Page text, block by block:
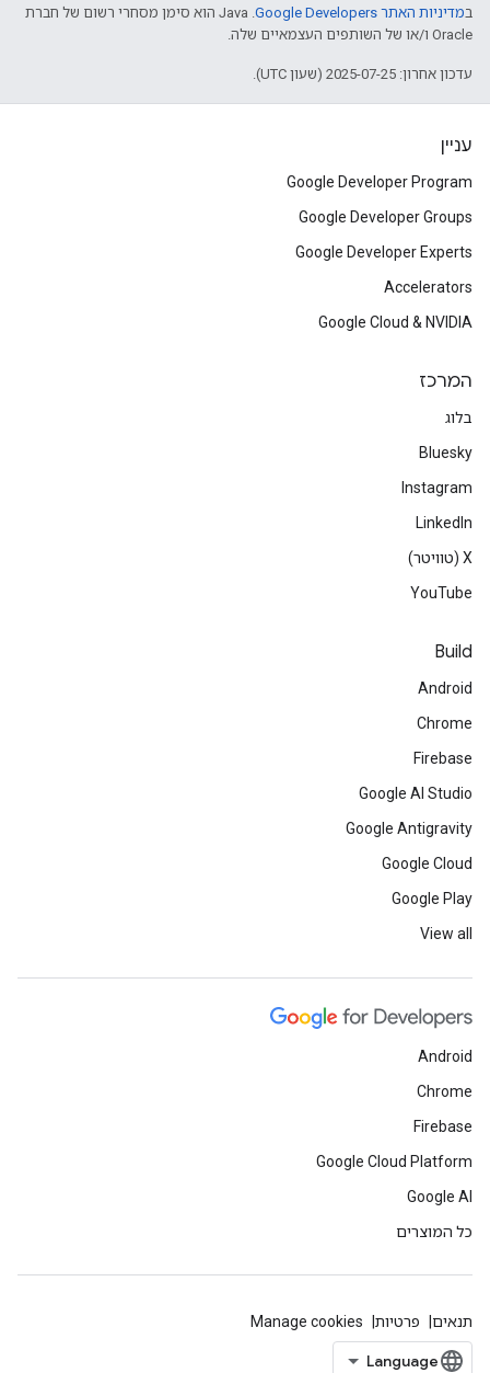
במדיניות האתר Google Developers‏
.‏ Java הוא סימן מסחרי רשום של חברת
Oracle ו/או של השותפים העצמאיים שלה.
עדכון אחרון: 2025-07-25 (שעון UTC).
עניין
Google Developer Program
Google Developer Groups
Google Developer Experts
Accelerators
Google Cloud & NVIDIA
המרכז
בלוג
Bluesky
Instagram
LinkedIn
‫X (טוויטר)
YouTube
Build
Android
Chrome
Firebase
Google AI Studio
Google Antigravity
Google Cloud
Google Play
View all
Android
Chrome
Firebase
Google Cloud Platform
Google AI
כל המוצרים
תנאים פרטיות Manage cookies